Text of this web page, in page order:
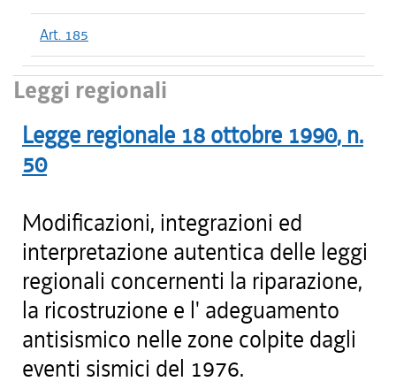
Art. 185
Leggi regionali
Legge regionale 18 ottobre 1990, n.
50
Modificazioni, integrazioni ed
interpretazione autentica delle leggi
regionali concernenti la riparazione,
la ricostruzione e l' adeguamento
antisismico nelle zone colpite dagli
eventi sismici del 1976.